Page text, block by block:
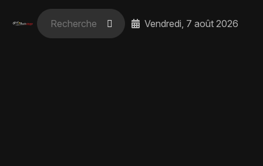
Vendredi, 7 août 2026